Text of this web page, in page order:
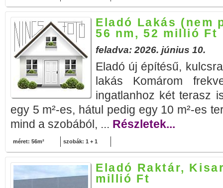
Eladó Lakás (nem
56 nm, 52 millió Ft
feladva: 2026. június 10.
Eladó új építésű,
lakás Komárom
ingatlanhoz két terasz
egy 5 m²-es, hátul pedig egy 10 m²-es
mind a szobából, ... Részletek...
méret: 56m² szobák: 1 + 1
Eladó Raktár,
millió Ft